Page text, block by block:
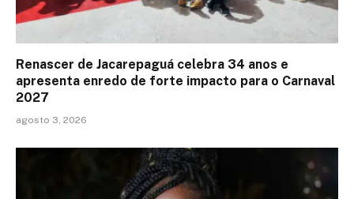
Renascer de Jacarepaguá celebra 34 anos e
apresenta enredo de forte impacto para o Carnaval
2027
agosto 3, 2026